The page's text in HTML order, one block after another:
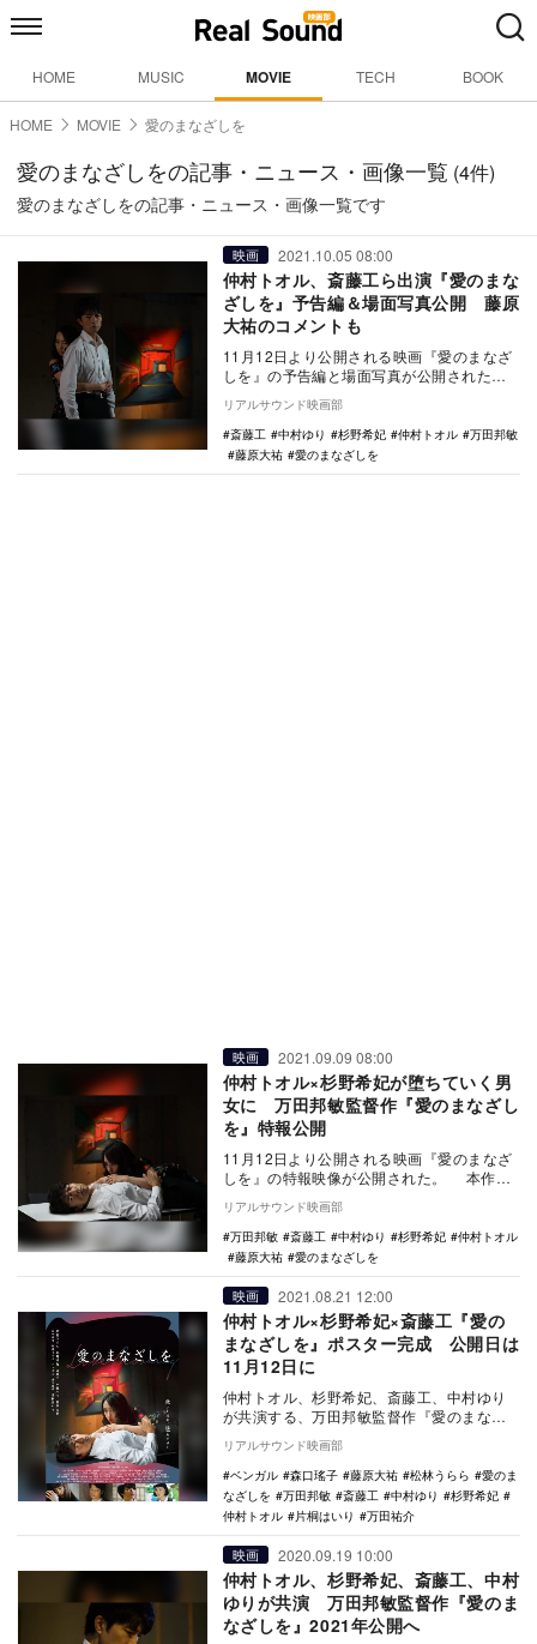
HOME MUSIC MOVIE TECH BOOK
HOME MOVIE 愛のまなざしを
愛のまなざしをの記事・ニュース・画像一覧 (4件)
愛のまなざしをの記事・ニュース・画像一覧です
映画 2021.10.05 08:00
仲村トオル、斎藤工ら出演『愛のまな
ざしを』予告編＆場面写真公開 藤原
大祐のコメントも
11月12日より公開される映画『愛のまなざ
しを』の予告編と場面写真が公開された。
本作は、『接吻』『SYNCHRONIZER…
リアルサウンド映画部
斎藤工
中村ゆり 杉野希妃 仲村トオル
万田邦敏
藤原大祐
愛のまなざしを
映画 2021.09.09 08:00
仲村トオル×杉野希妃が堕ちていく男
女に 万田邦敏監督作『愛のまなざし
を』特報公開
11月12日より公開される映画『愛のまなざ
しを』の特報映像が公開された。 本作
は、万田邦敏監督が手掛ける人間の性とエ
ゴをあぶ…
リアルサウンド映画部
万田邦敏
斎藤工 中村ゆり 杉野希妃
仲村トオル
藤原大祐
愛のまなざしを
映画 2021.08.21 12:00
仲村トオル×杉野希妃×斎藤工『愛の
まなざしを』ポスター完成 公開日は
11月12日に
仲村トオル、杉野希妃、斎藤工、中村ゆり
が共演する、万田邦敏監督作『愛のまなざ
しを』の公開日が11月12日に決定し、あわ
せてポスタ…
リアルサウンド映画部
ベンガル
森口瑤子 藤原大祐 松林うらら
愛のま
なざしを
万田邦敏 斎藤工 中村ゆり
杉野希妃
仲村トオル
片桐はいり 万田祐介
映画 2020.09.19 10:00
仲村トオル、杉野希妃、斎藤工、中村
ゆりが共演 万田邦敏監督作『愛のま
なざしを』2021年公開へ